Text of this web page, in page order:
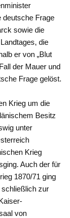
deutsche Frage
sowie die
die
er von „Blut
der Mauer und
Frage gelöst.
Krieg um die
Besitz
unter
Krieg
Auch der für
1870/71 ging
zur
von